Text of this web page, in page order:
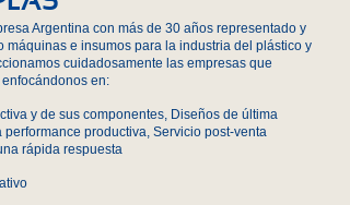
Argentina con más de 30 años representado y
máquinas e insumos para la industria del plástico y
cuidadosamente las empresas que
en:
y de sus componentes, Diseños de última
performance productiva, Servicio post-venta
rápida respuesta